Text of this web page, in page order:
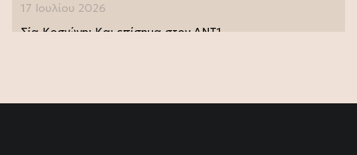
17 Ιουλίου 2026
Σία Κοσιώνη: Και επίσημα στον ΑΝΤ1
της Μάρως Κοντού (photo)